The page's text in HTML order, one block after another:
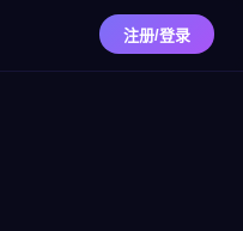
注册/登录